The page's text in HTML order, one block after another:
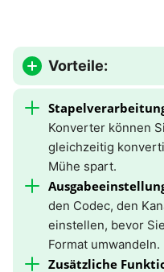
Vorteile:
Konverter können
gleichzeitig
Mühe spart.
den Codec, den
einstellen, bevor
Format umwandeln.
Zusätzliche